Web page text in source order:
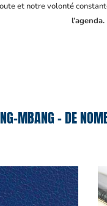
et notre volonté
l’agenda.
MBANG – DE